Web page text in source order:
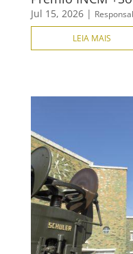
Jul 15, 2026|
LEIA MAIS